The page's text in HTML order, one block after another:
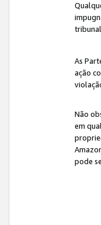
As
ação
Não
em
pode